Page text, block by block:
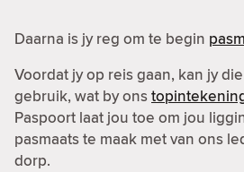
Daarna is jy reg om te begin
Voordat jy op reis gaan, kan jy die
gebruik, wat by ons
Paspoort laat jou toe om jou
pasmaats te maak met van ons
dorp.